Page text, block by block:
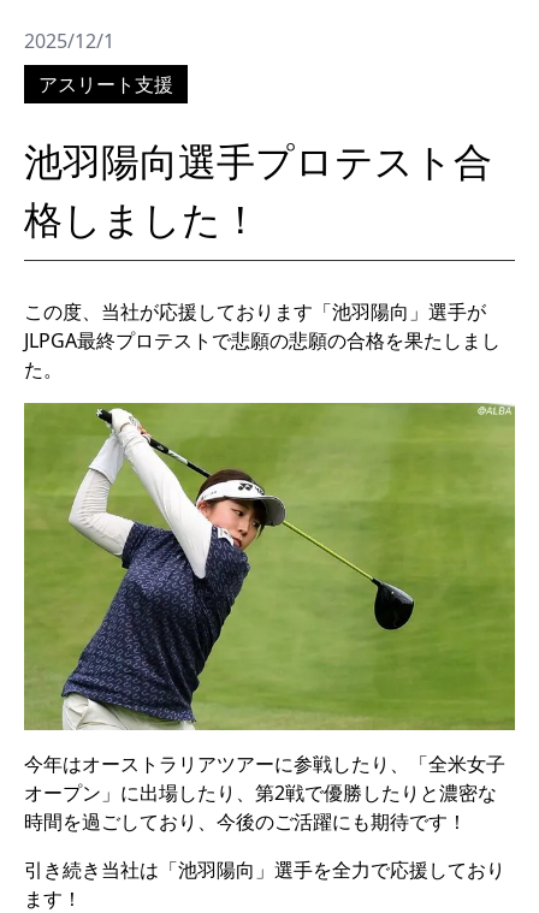
2025/12/1
アスリート支援
池羽陽向選手プロテスト合
格しました！
この度、当社が応援しております「池羽陽向」選手が
JLPGA最終プロテストで悲願の悲願の合格を果たしまし
た。
今年はオーストラリアツアーに参戦したり、「全米女子
オープン」に出場したり、第2戦で優勝したりと濃密な
時間を過ごしており、今後のご活躍にも期待です！
引き続き当社は「池羽陽向」選手を全力で応援しており
ます！